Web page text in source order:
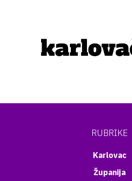
RUBRIKE
Karlovac
Županija